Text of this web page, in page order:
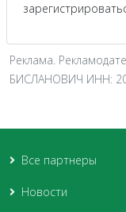
Реклама.
БИСЛАНОВИЧ ИНН:
Все партнеры
Новости